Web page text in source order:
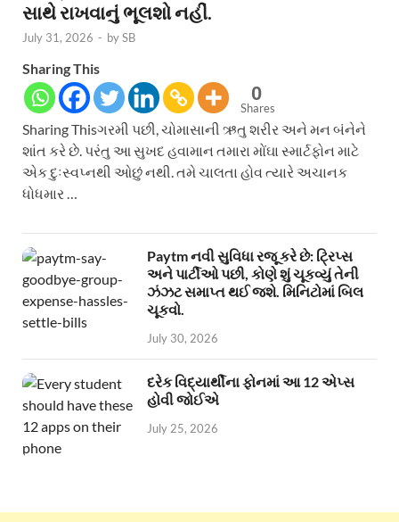
સાથે રાખવાનું ભૂલશો નહીં.
July 31, 2026 - bySB
Sharing This
0
Shares
Sharing Thisગરમી પછી, ચોમાસાની ઋતુ શરીર અને મન બંનેને
શાંત કરે છે. પરંતુ આ સુખદ હવામાન તમારા મોંઘા સ્માર્ટફોન માટે
એક દુઃસ્વપ્નથી ઓછું નથી. તમે ચાલતા હોવ ત્યારે અચાનક
ધોધમાર …
Paytm નવી સુવિધા રજૂ કરે છે: ટ્રિપ્સ
અને પાર્ટીઓ પછી, કોણે શું ચૂકવ્યું તેની
ઝંઝટ સમાપ્ત થઈ જશે. મિનિટોમાં બિલ
ચૂકવો.
July 30, 2026
દરેક વિદ્યાર્થીના ફોનમાં આ 12 એપ્સ
હોવી જોઈએ
July 25, 2026